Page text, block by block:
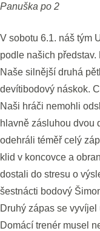
Panuška po 2
V sobotu 6.1. náš tým
podle našich
Naše silnější druhá
devítibodový náskok.
Naši hráči nemohli
hlavně zásluhou dvou
odehráli téměř celý
klid v koncovce a
dostali do stresu o
šestnácti bodový
Druhý zápas se
Domácí trenér musel